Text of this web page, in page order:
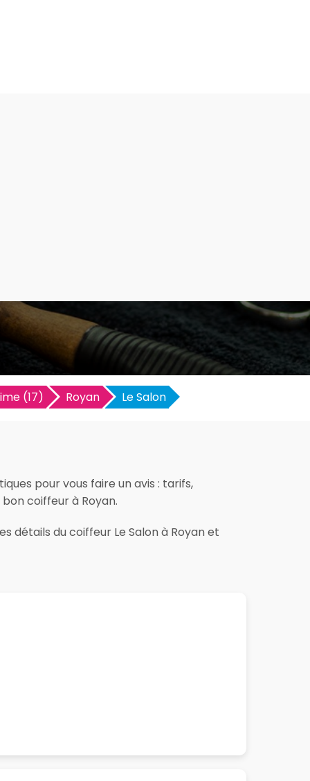
(17) Royan Le Salon
pour vous faire un avis : tarifs,
coiffeur à Royan.
détails du coiffeur Le Salon à Royan et